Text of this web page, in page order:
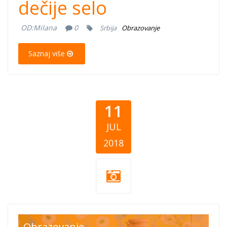
dečije selo
OD:Milana 0 Srbija Obrazovanje
Saznaj više
11
JUL
2018